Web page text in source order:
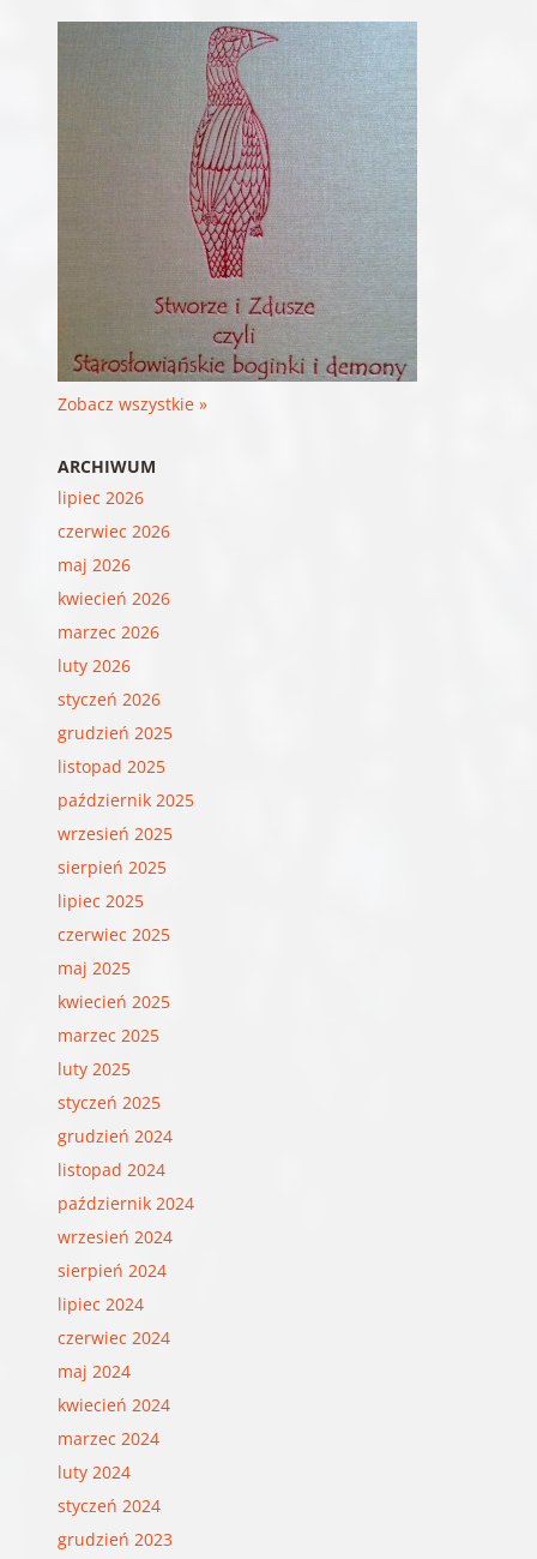
Zobacz wszystkie »
ARCHIWUM
lipiec 2026
czerwiec 2026
maj 2026
kwiecień 2026
marzec 2026
luty 2026
styczeń 2026
grudzień 2025
listopad 2025
październik 2025
wrzesień 2025
sierpień 2025
lipiec 2025
czerwiec 2025
maj 2025
kwiecień 2025
marzec 2025
luty 2025
styczeń 2025
grudzień 2024
listopad 2024
październik 2024
wrzesień 2024
sierpień 2024
lipiec 2024
czerwiec 2024
maj 2024
kwiecień 2024
marzec 2024
luty 2024
styczeń 2024
grudzień 2023